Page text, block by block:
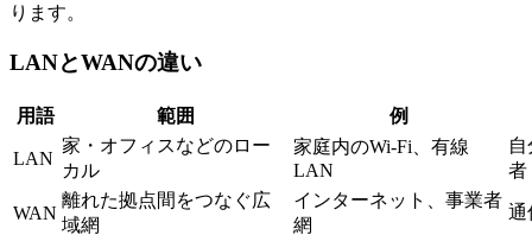
ります。
LANとWANの違い
用語 範囲 例
LAN
家・オフィスなどのロー
カル
家庭内のWi-Fi、有線
LAN
者
WAN
離れた拠点間をつなぐ広
域網
インターネット、事業者
網
通